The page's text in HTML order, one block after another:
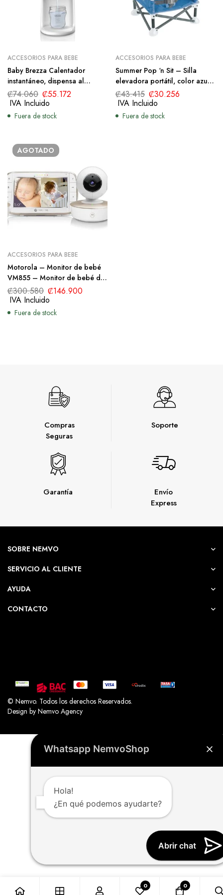
ACCESORIOS PARA BEBE
Baby Brezza Calentador
instantáneo, dispensa al
instante agua caliente a la
temperatura perfecta de la
botella de bebé, sustituye a
₡74.060 ₡55.172
IVA Incluido
Fuera de stock
ACCESORIOS PARA BEBE
Summer Pop ‘n Sit – Silla
elevadora portátil, color azul
polvoriento, asiento elevador
para uso en interiores y
exteriores, plegado rápido,
₡43.415 ₡30.256
IVA Incluido
Fuera de stock
AGOTADO
ACCESORIOS PARA BEBE
Motorola – Monitor de bebé
VM855 – Monitor de bebé de
video WiFi de 5 pulgadas con
2 cámaras, soporte de cuna,
se conecta a la aplicación del
₡300.580 ₡146.900
IVA Incluido
Fuera de stock
Garantía
Compras
Seguras
Envío
Express
Soporte
SOBRE NEMVO
SERVICIO AL CLIENTE
AYUDA
CONTACTO
© Nemvo. Todos los derechos Reservados.
Design by Nemvo Agency
0 0
Whatsapp NemvoShop
Hola!
¿En qué podemos ayudarte?
Abrir chat